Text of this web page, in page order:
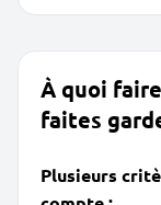
À quoi
faites
Plusieurs